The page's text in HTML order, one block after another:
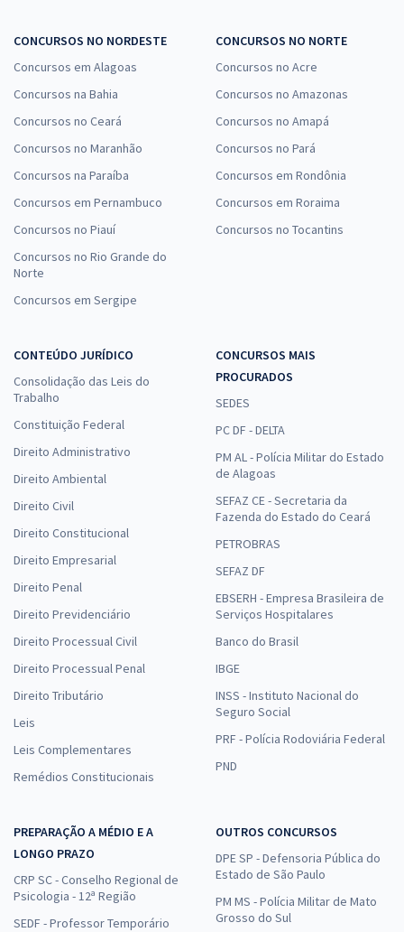
CONCURSOS NO NORDESTE
Concursos em Alagoas
Concursos na Bahia
Concursos no Ceará
Concursos no Maranhão
Concursos na Paraíba
Concursos em Pernambuco
Concursos no Piauí
Concursos no Rio Grande do
Norte
Concursos em Sergipe
CONCURSOS NO NORTE
Concursos no Acre
Concursos no Amazonas
Concursos no Amapá
Concursos no Pará
Concursos em Rondônia
Concursos em Roraima
Concursos no Tocantins
CONTEÚDO JURÍDICO
Consolidação das Leis do
Trabalho
Constituição Federal
Direito Administrativo
Direito Ambiental
Direito Civil
Direito Constitucional
Direito Empresarial
Direito Penal
Direito Previdenciário
Direito Processual Civil
Direito Processual Penal
Direito Tributário
Leis
Leis Complementares
Remédios Constitucionais
CONCURSOS MAIS
PROCURADOS
SEDES
PC DF - DELTA
PM AL - Polícia Militar do Estado
de Alagoas
SEFAZ CE - Secretaria da
Fazenda do Estado do Ceará
PETROBRAS
SEFAZ DF
EBSERH - Empresa Brasileira de
Serviços Hospitalares
Banco do Brasil
IBGE
INSS - Instituto Nacional do
Seguro Social
PRF - Polícia Rodoviária Federal
PND
PREPARAÇÃO A MÉDIO E A
LONGO PRAZO
CRP SC - Conselho Regional de
Psicologia - 12ª Região
SEDF - Professor Temporário
OUTROS CONCURSOS
DPE SP - Defensoria Pública do
Estado de São Paulo
PM MS - Polícia Militar de Mato
Grosso do Sul